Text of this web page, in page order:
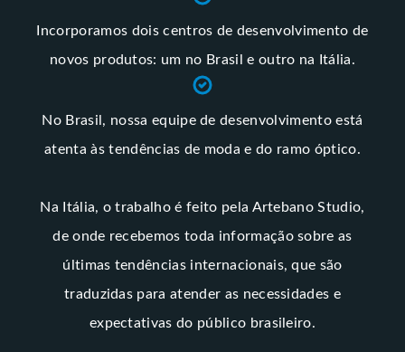
Incorporamos dois centros de desenvolvimento de
novos produtos: um no Brasil e outro na Itália.
No Brasil, nossa equipe de desenvolvimento está
atenta às tendências de moda e do ramo óptico.
Na Itália, o trabalho é feito pela Artebano Studio,
de onde recebemos toda informação sobre as
últimas tendências internacionais, que são
traduzidas para atender as necessidades e
expectativas do público brasileiro.